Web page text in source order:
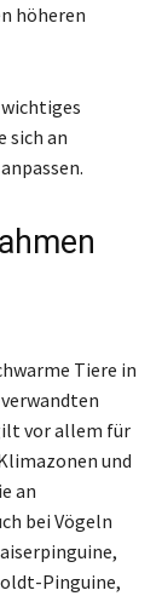
höheren
sich an
Tiere in
vor allem für
und
an
bei Vögeln
Pinguine,